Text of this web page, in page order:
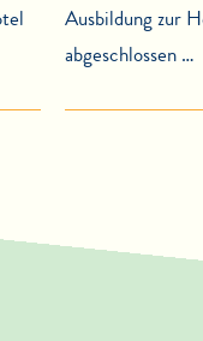
Ausbildung zur
abgeschlossen …